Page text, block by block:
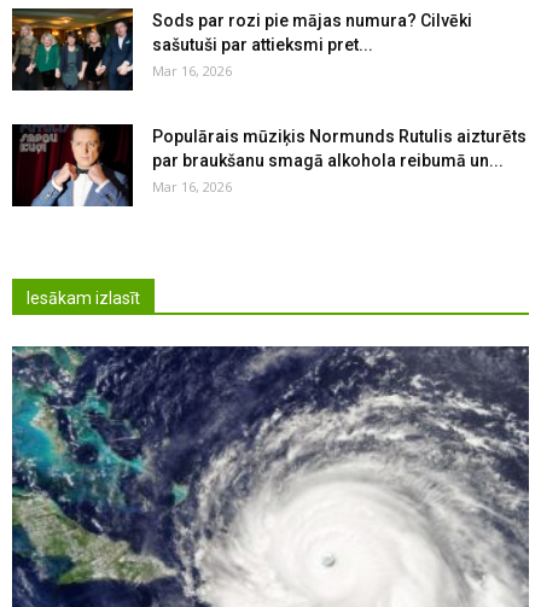
Sods par rozi pie mājas numura? Cilvēki
sašutuši par attieksmi pret...
Mar 16, 2026
Populārais mūziķis Normunds Rutulis aizturēts
par braukšanu smagā alkohola reibumā un...
Mar 16, 2026
Iesākam izlasīt